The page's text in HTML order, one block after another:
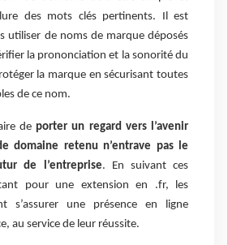
des mots clés pertinents. Il est
utiliser de noms de marque déposés
la prononciation et la sonorité du
la marque en sécurisant toutes
de ce nom.
de porter un regard vers l’avenir
domaine retenu n’entrave pas le
de l’entreprise. En suivant ces
pour une extension en .fr, les
s’assurer une présence en ligne
au service de leur réussite.